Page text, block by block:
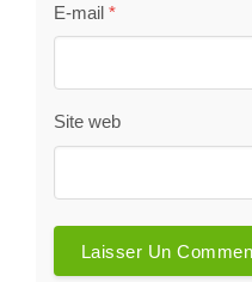
E-mail *
Site web